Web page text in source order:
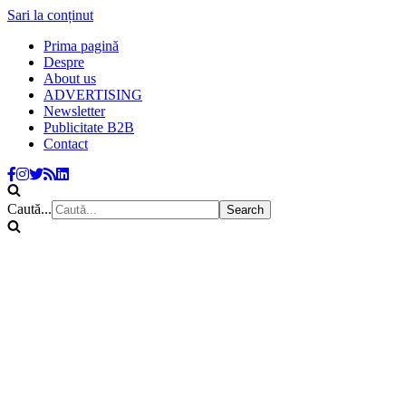
Sari la conținut
Prima pagină
Despre
About us
ADVERTISING
Newsletter
Publicitate B2B
Contact
Caută...